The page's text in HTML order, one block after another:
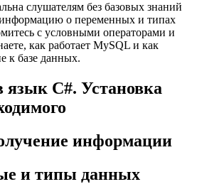
слушателям без базовых знаний
о переменных и типах
с условными операторами и
как работает MySQL и как
к базе данных.
язык C#. Установка
информации
и типы данных